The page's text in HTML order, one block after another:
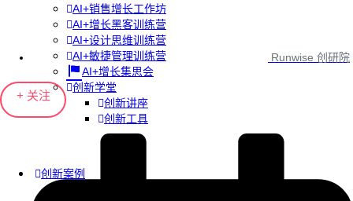
AI+销售增长工作坊
AI+增长黑客训练营
AI+设计思维训练营
AI+敏捷管理训练营
AI+增长集思会
创新学堂
创新讲座
创新工具
创新案例
Runwise 创研院
+ 关注